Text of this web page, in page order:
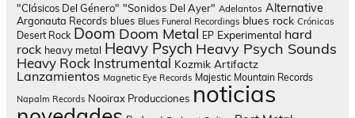
"Clásicos Del Género" "Sonidos Del Ayer" Adelantos Alternative
Argonauta Records blues Blues Funeral Recordings blues rock Crónicas
Desert Rock Doom Doom Metal EP Experimental hard
rock heavy metal Heavy Psych Heavy Psych Sounds
Heavy Rock Instrumental Kozmik Artifactz
Lanzamientos Magnetic Eye Records Majestic Mountain Records
Napalm Records Nooirax Producciones noticias